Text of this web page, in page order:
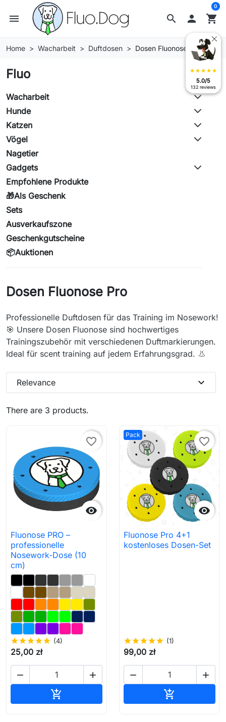
search
menu  shopping_cart
0
Home Wacharbeit Duftdosen Dosen Fluonose Pro
Fluo
Wacharbeit
Hunde
Katzen
Vögel
Nagetier
Gadgets
Empfohlene Produkte
🎁Als Geschenk
Sets
Ausverkaufszone
Geschenkgutscheine
📦Auktionen
Dosen Fluonose Pro
Professionelle Duftdosen für das Training im Nosework!
🎯 Unsere Dosen Fluonose sind hochwertiges
Trainingszubehör mit verschiedenen Duftmarkierungen.
Ideal für scent training auf jedem Erfahrungsgrad. 👃
There are 3 products.
Relevance expand_more

favorite_border
Fluonose PRO –
professionelle
Nosework-Dose (10
cm)
starstarstarstarstar (4)
25,00 zł
 

Pack

favorite_border
Fluonose Pro 4+1
kostenloses Dosen-Set
starstarstarstarstar (1)
99,00 zł
 

star star star star star
5.0/5
132 reviews